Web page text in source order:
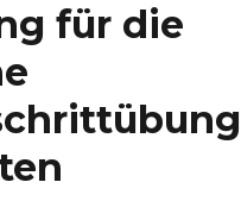
für die